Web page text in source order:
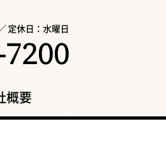
定休日：水曜日
概要